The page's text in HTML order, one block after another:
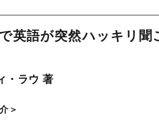
英語が突然ハッキリ聞
・ラウ 著
＞